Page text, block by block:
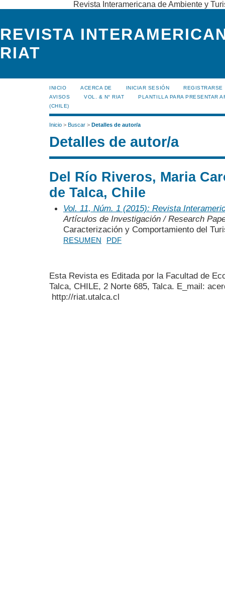
Revista Interamericana de Ambiente y
REVISTA
RIAT
INICIO ACERCA DE INICIAR SESIÓN
REGISTRARSE
AVISOS
VOL. & N° RIAT
PLANTILLA PARA PRESENTAR
(CHILE)
Inicio > Buscar > Detalles de autor/a
Detalles de autor/a
Del Río Riveros, Maria
de Talca, Chile
Vol. 11, Núm. 1 (2015): Revista
Artículos de Investigación / Research
Caracterización y Comportamiento del
RESUMEN PDF
Esta Revista es Editada por la Facultad de
Talca, CHILE, 2 Norte 685, Talca. E_mail:
http://riat.utalca.cl